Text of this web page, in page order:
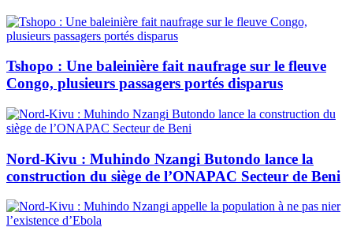
Tshopo : Une baleinière fait naufrage sur le fleuve
Congo, plusieurs passagers portés disparus
Nord-Kivu : Muhindo Nzangi Butondo lance la
construction du siège de l’ONAPAC Secteur de Beni